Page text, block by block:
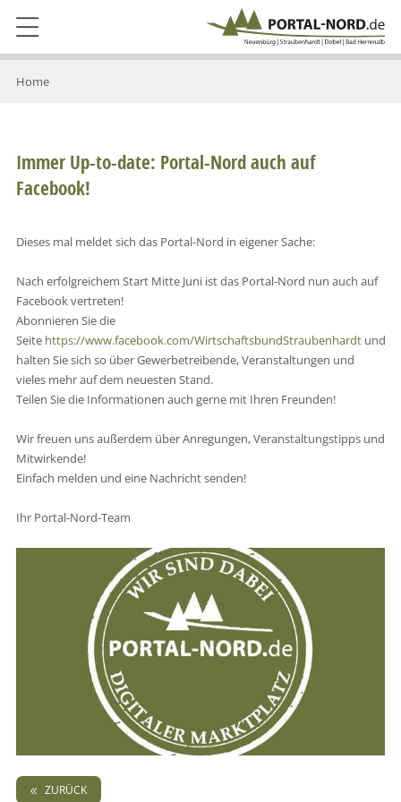
Home
Immer Up-to-date: Portal-Nord auch auf
Facebook!
Dieses mal meldet sich das Portal-Nord in eigener Sache:
Nach erfolgreichem Start Mitte Juni ist das Portal-Nord nun auch auf
Facebook vertreten!
Abonnieren Sie die
Seite https://www.facebook.com/WirtschaftsbundStraubenhardtund
halten Sie sich so über Gewerbetreibende, Veranstaltungen und
vieles mehr auf dem neuesten Stand.
Teilen Sie die Informationen auch gerne mit Ihren Freunden!
Wir freuen uns außerdem über Anregungen, Veranstaltungstipps und
Mitwirkende!
Einfach melden und eine Nachricht senden!
Ihr Portal-Nord-Team
ZURÜCK